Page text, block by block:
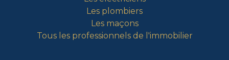
Les plombiers
Les maçons
Tous les professionnels de l'immobilier